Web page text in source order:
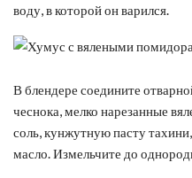
воду, в которой он варился.
В блендере соедините
чеснока, мелко нарезанные
соль, кунжутную пасту
масло. Измельчите до